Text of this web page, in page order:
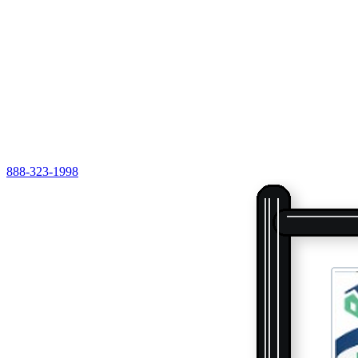
888-323-1998